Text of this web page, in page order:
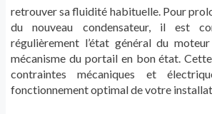
retrouver sa fluidité habituelle. Pour
du nouveau condensateur, il est
régulièrement l’état général du
mécanisme du portail en bon état.
contraintes mécaniques et
fonctionnement optimal de votre